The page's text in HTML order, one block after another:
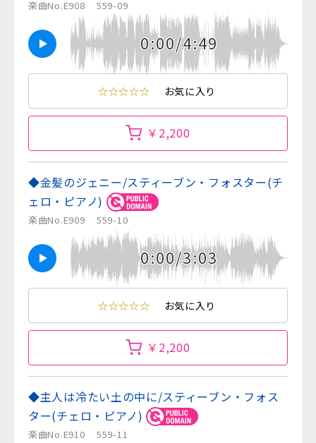
楽曲No.E908 559-09
0:00/4:49
☆☆☆☆☆ お気に入り
￥2,200
◆金髪のジェニー/スティーブン・フォスター(チ
ェロ・ピアノ)
楽曲No.E909 559-10
0:00/3:03
☆☆☆☆☆ お気に入り
￥2,200
◆主人は冷たい土の中に/スティーブン・フォス
ター(チェロ・ピアノ)
楽曲No.E910 559-11